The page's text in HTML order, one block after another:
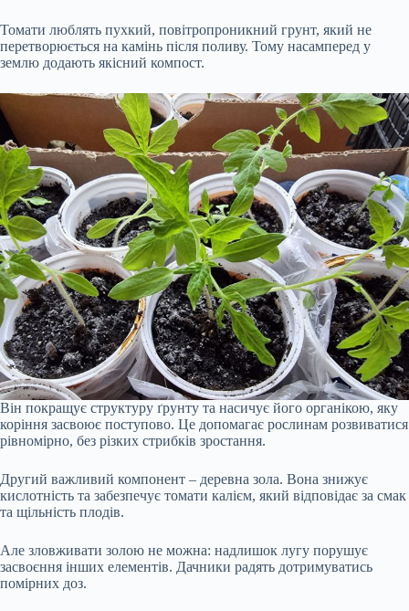
Томати люблять пухкий, повітропроникний грунт, який не
перетворюється на камінь після поливу. Тому насамперед у
землю додають якісний компост.
Він покращує структуру ґрунту та насичує його органікою, яку
коріння засвоює поступово. Це допомагає рослинам розвиватися
рівномірно, без різких стрибків зростання.
Другий важливий компонент – деревна зола. Вона знижує
кислотність та забезпечує томати калієм, який відповідає за смак
та щільність плодів.
Але зловживати золою не можна: надлишок лугу порушує
засвоєння інших елементів. Дачники радять дотримуватись
помірних доз.